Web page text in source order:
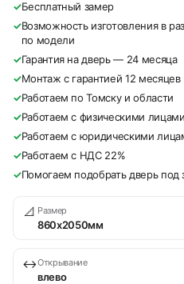
✓Бесплатный замер
✓Возможность изготовления в
по модели
✓Гарантия на дверь — 24 месяца
✓Монтаж с гарантией 12 месяцев
✓Работаем по Томску и области
✓Работаем с физическими лицами
✓Работаем с юридическими
✓Работаем с НДС 22%
✓Помогаем подобрать дверь под
📐 Размер
860х2050мм
↔Открывание
влево